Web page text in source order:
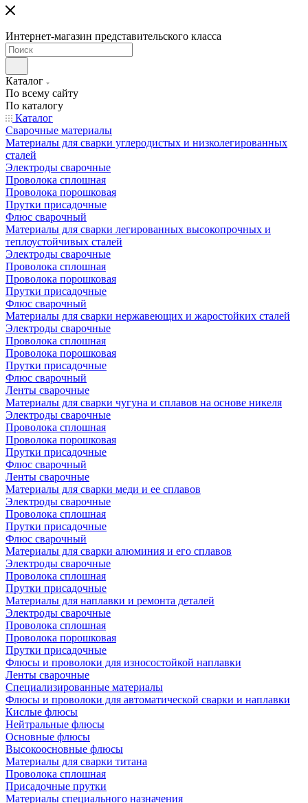
Интернет-магазин представительского класса
Каталог
По всему сайту
По каталогу
Каталог
Сварочные материалы
Материалы для сварки углеродистых и низколегированных
сталей
Электроды сварочные
Проволока сплошная
Проволока порошковая
Прутки присадочные
Флюс сварочный
Материалы для сварки легированных высокопрочных и
теплоустойчивых сталей
Электроды сварочные
Проволока сплошная
Проволока порошковая
Прутки присадочные
Флюс сварочный
Материалы для сварки нержавеющих и жаростойких сталей
Электроды сварочные
Проволока сплошная
Проволока порошковая
Прутки присадочные
Флюс сварочный
Ленты сварочные
Материалы для сварки чугуна и сплавов на основе никеля
Электроды сварочные
Проволока сплошная
Проволока порошковая
Прутки присадочные
Флюс сварочный
Ленты сварочные
Материалы для сварки меди и ее сплавов
Электроды сварочные
Проволока сплошная
Прутки присадочные
Флюс сварочный
Материалы для сварки алюминия и его сплавов
Электроды сварочные
Проволока сплошная
Прутки присадочные
Материалы для наплавки и ремонта деталей
Электроды сварочные
Проволока сплошная
Проволока порошковая
Прутки присадочные
Флюсы и проволоки для износостойкой наплавки
Ленты сварочные
Специализированные материалы
Флюсы и проволоки для автоматической сварки и наплавки
Кислые флюсы
Нейтральные флюсы
Основные флюсы
Высокоосновные флюсы
Материалы для сварки титана
Проволока сплошная
Присадочные прутки
Материалы специального назначения